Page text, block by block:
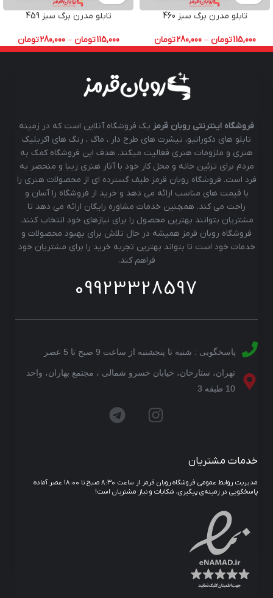
تابلو مدرن برگ سبز 460
115,000تومان –
280,000تومان
تابلو مدرن برگ سبز 459
115,000تومان –
280,000تومان
فروشگاه اینترنتی روبان قرمز یک فروشگاه آنلاین است که در زمینه
تابلو های دکوراتیو، تیشرت های طرح دار ، ماگ ، رنگ های اکریلیک
هنری و ملزومات هنری فعالیت میکند. هدف این فروشگاه کمک به
مردم برای تزئین خانه و محل کار خود با آثار هنری زیبا و منحصر به
فرد است. فروشگاه روبان قرمز طیف گسترده ای از محصولات هنری را
با قیمت های مناسب ارائه می دهد و خرید از فروشگاه را آسان و
راحت می کند. همچنین خدمات مشاوره رایگان ارائه می دهد تا
مشتریان بتوانند بهترین محصول را برای نیازهای خود انتخاب کنند.
فروشگاه روبان قرمز همیشه در حال تلاش برای بهبود محصولات و
خدمات خود است تا بتواند بهترین تجربه خرید را برای مشتریان خود
فراهم کند.
09923328597
پاسخگویی : شنبه تا پنجشنبه از ساعت 9 صبح تا 5 عصر
تهران، ستارخان، خیابان خسرو شمالی ، مجتمع بهاران، واحد
10 طبقه 3
خدمات مشتریان
مدیریت روابط عمومی فروشگاه روبان قرمز از ساعت ۸:۳۰ صبح تا ۱۸:۰۰ عصر آماده
پاسخگویی در زمینه‌ی پیگیری، شکایات و نیاز مشتریان است!